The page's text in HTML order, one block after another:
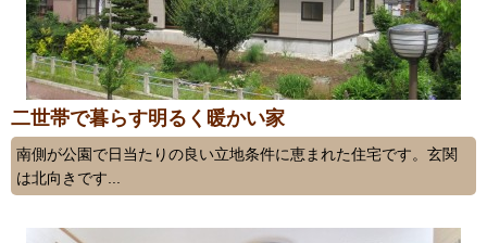
二世帯で暮らす明るく暖かい家
南側が公園で日当たりの良い立地条件に恵まれた住宅です。玄関
は北向きです...